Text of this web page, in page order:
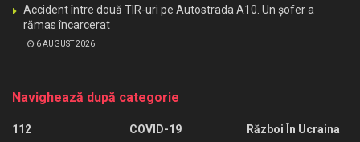
Accident între două TIR-uri pe Autostrada A10. Un șofer a
rămas încarcerat
6 AUGUST 2026
Navighează după categorie
112
COVID-19
Război În Ucraina